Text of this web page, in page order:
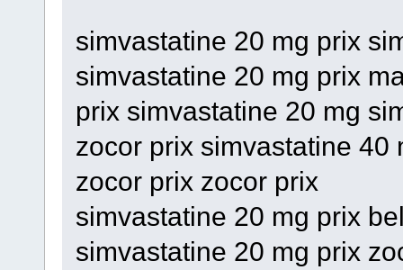
simvastatine 20 mg prix
simvastatine 20 mg prix
prix simvastatine 20 mg
zocor prix simvastatine 40
zocor prix zocor prix
simvastatine 20 mg prix
simvastatine 20 mg prix